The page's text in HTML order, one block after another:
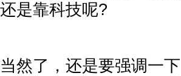
还是靠科技呢?
当然了，还是要强调一